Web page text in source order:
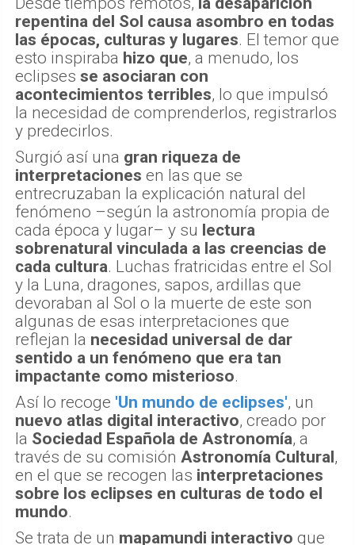
repentina del Sol causa asombro en todas
las épocas, culturas y lugares. El temor que
esto inspiraba hizo que, a menudo, los
eclipses se asociaran con
acontecimientos terribles, lo que impulsó
la necesidad de comprenderlos, registrarlos
y predecirlos.
Surgió así una gran riqueza de
interpretaciones en las que se
entrecruzaban la explicación natural del
fenómeno –según la astronomía propia de
cada época y lugar– y su lectura
sobrenatural vinculada a las creencias de
cada cultura. Luchas fratricidas entre el Sol
y la Luna, dragones, sapos, ardillas que
devoraban al Sol o la muerte de este son
algunas de esas interpretaciones que
reflejan la necesidad universal de dar
sentido a un fenómeno que era tan
impactante como misterioso.
Así lo recoge 'Un mundo de eclipses', un
nuevo atlas digital interactivo, creado por
la Sociedad Española de Astronomía, a
través de su comisión Astronomía Cultural,
en el que se recogen las interpretaciones
sobre los eclipses en culturas de todo el
mundo.
Se trata de un mapamundi interactivo que